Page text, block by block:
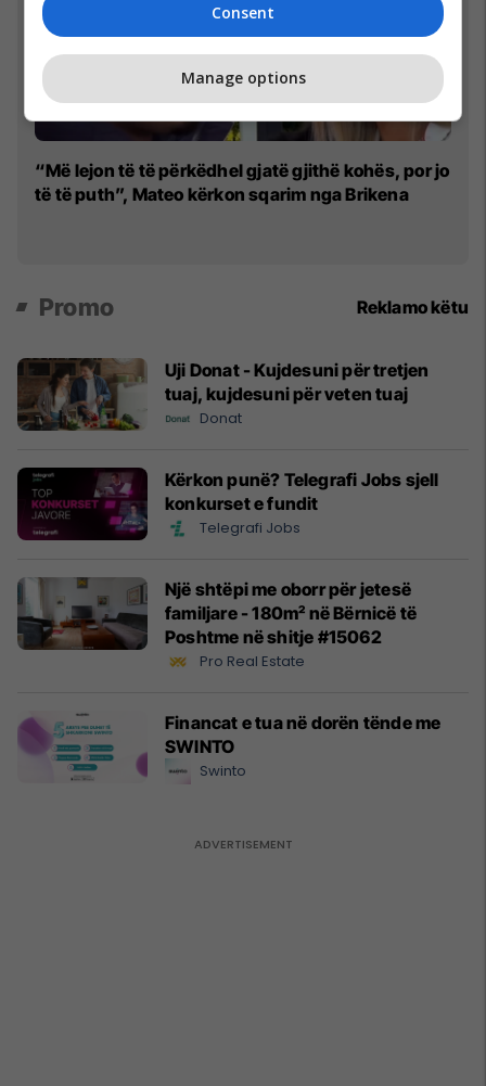
“Më lejon të të përkëdhel gjatë gjithë kohës, por jo
të të puth”, Mateo kërkon sqarim nga Brikena
Promo Reklamo këtu
Uji Donat - Kujdesuni për tretjen
tuaj, kujdesuni për veten tuaj
Donat
Kërkon punë? Telegrafi Jobs sjell
konkurset e fundit
Telegrafi Jobs
Një shtëpi me oborr për jetesë
familjare - 180m² në Bërnicë të
Poshtme në shitje #15062
Pro Real Estate
Financat e tua në dorën tënde me
SWINTO
Swinto
Consent
Manage options